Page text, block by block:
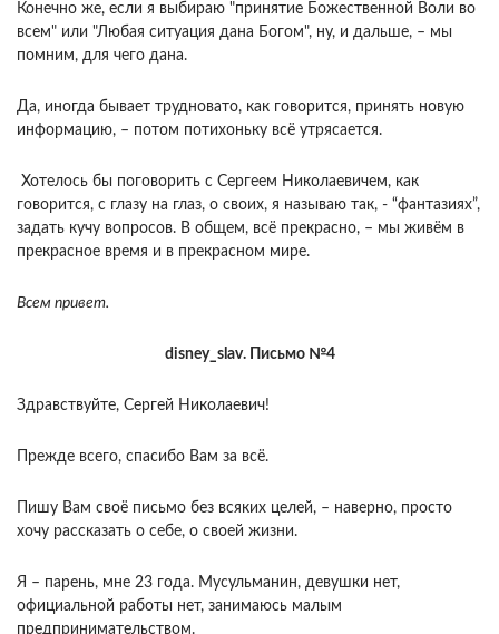
Конечно же, если я выбираю "принятие Божественной Воли во
всем" или "Любая ситуация дана Богом", ну, и дальше, – мы
помним, для чего дана.
Да, иногда бывает трудновато, как говорится, принять новую
информацию, – потом потихоньку всё утрясается.
Хотелось бы поговорить с Сергеем Николаевичем, как
говорится, с глазу на глаз, о своих, я называю так, - “фантазиях”,
задать кучу вопросов. В общем, всё прекрасно, – мы живём в
прекрасное время и в прекрасном мире.
Всем привет.
disney_slav. Письмо №4
Здравствуйте, Сергей Николаевич!
Прежде всего, спасибо Вам за всё.
Пишу Вам своё письмо без всяких целей, – наверно, просто
хочу рассказать о себе, о своей жизни.
Я – парень, мне 23 года. Мусульманин, девушки нет,
официальной работы нет, занимаюсь малым
предпринимательством.